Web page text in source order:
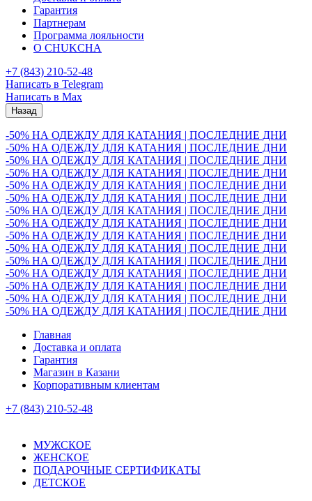
Гарантия
Партнерам
Программа лояльности
О CHUKCHA
+7 (843) 210-52-48
Написать в Telegram
Написать в Max
Назад
-50% НА ОДЕЖДУ ДЛЯ КАТАНИЯ | ПОСЛЕДНИЕ ДНИ
-50% НА ОДЕЖДУ ДЛЯ КАТАНИЯ | ПОСЛЕДНИЕ ДНИ
-50% НА ОДЕЖДУ ДЛЯ КАТАНИЯ | ПОСЛЕДНИЕ ДНИ
-50% НА ОДЕЖДУ ДЛЯ КАТАНИЯ | ПОСЛЕДНИЕ ДНИ
-50% НА ОДЕЖДУ ДЛЯ КАТАНИЯ | ПОСЛЕДНИЕ ДНИ
-50% НА ОДЕЖДУ ДЛЯ КАТАНИЯ | ПОСЛЕДНИЕ ДНИ
-50% НА ОДЕЖДУ ДЛЯ КАТАНИЯ | ПОСЛЕДНИЕ ДНИ
-50% НА ОДЕЖДУ ДЛЯ КАТАНИЯ | ПОСЛЕДНИЕ ДНИ
-50% НА ОДЕЖДУ ДЛЯ КАТАНИЯ | ПОСЛЕДНИЕ ДНИ
-50% НА ОДЕЖДУ ДЛЯ КАТАНИЯ | ПОСЛЕДНИЕ ДНИ
-50% НА ОДЕЖДУ ДЛЯ КАТАНИЯ | ПОСЛЕДНИЕ ДНИ
-50% НА ОДЕЖДУ ДЛЯ КАТАНИЯ | ПОСЛЕДНИЕ ДНИ
-50% НА ОДЕЖДУ ДЛЯ КАТАНИЯ | ПОСЛЕДНИЕ ДНИ
-50% НА ОДЕЖДУ ДЛЯ КАТАНИЯ | ПОСЛЕДНИЕ ДНИ
-50% НА ОДЕЖДУ ДЛЯ КАТАНИЯ | ПОСЛЕДНИЕ ДНИ
Главная
Доставка и оплата
Гарантия
Магазин в Казани
Корпоративным клиентам
+7 (843) 210-52-48
МУЖСКОЕ
ЖЕНСКОЕ
ПОДАРОЧНЫЕ СЕРТИФИКАТЫ
ДЕТСКОЕ